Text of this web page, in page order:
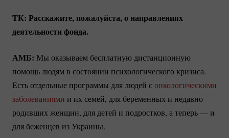
ТК: Расскажите, пожалуйста, о направлениях
деятельности фонда.
АМБ: Мы оказываем бесплатную дистанционную
помощь людям в состоянии психологического кризиса.
Есть отдельные программы для людей сонкологическими
заболеваниями и их семей, для беременных и недавно
родивших женщин, для детей и подростков, а теперь — и
для беженцев из Украины.